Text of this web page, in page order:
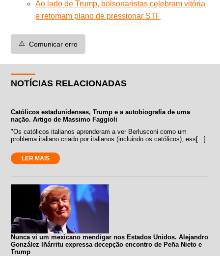
Ao lado de Trump, bolsonaristas celebram vitória
e retomam plano de pressionar STF
⚠️ Comunicar erro
NOTÍCIAS RELACIONADAS
Católicos estadunidenses, Trump e a autobiografia de uma
nação. Artigo de Massimo Faggioli
"Os católicos italianos aprenderam a ver Berlusconi como um
problema italiano criado por italianos (incluindo os católicos); ess[...]
LER MAIS
Nunca vi um mexicano mendigar nos Estados Unidos. Alejandro
González Iñárritu expressa decepção encontro de Peña Nieto e
Trump